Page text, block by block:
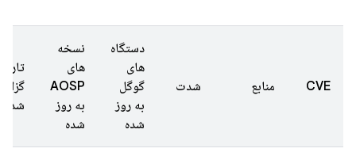
CVE منابع شدت
دستگاه
های
گوگل
به روز
شده
نسخه
های
AOSP
به روز
شده
شده